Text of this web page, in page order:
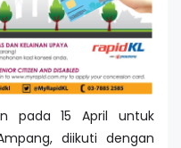
pada 15 April untuk
diikuti dengan